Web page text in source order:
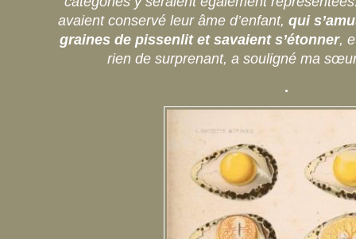
avaient conservé leur âme d’enfant, qui
graines de pissenlit et savaient s’étonner,
rien de surprenant, a souligné ma
.